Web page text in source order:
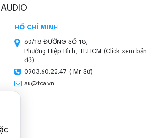
HỒ CHÍ MINH
60/18 ĐƯỜNG SỐ 18,
Phường Hiệp Bình, TP.HCM (Click xem bản
đồ)
0903.60.22.47 ( Mr Sử)
su@tca.vn